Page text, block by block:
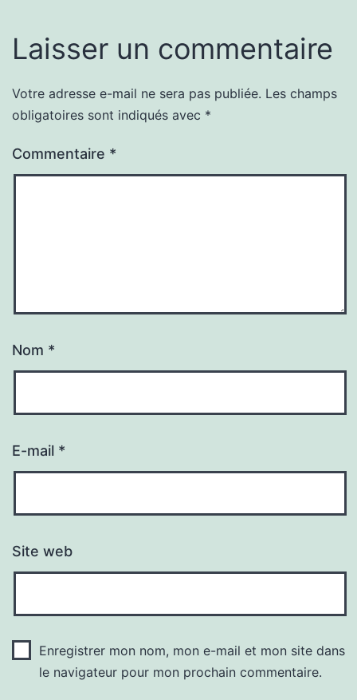
Laisser un commentaire
Votre adresse e-mail ne sera pas publiée. Les champs
obligatoires sont indiqués avec *
Commentaire *
Nom *
E-mail *
Site web
Enregistrer mon nom, mon e-mail et mon site dans
le navigateur pour mon prochain commentaire.